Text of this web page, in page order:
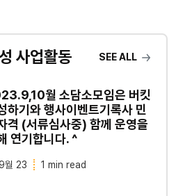
사업활동 SEE ALL
월 소담소모임은 버킷
하기와 행사이벤트기록사 민
격 (서류심사중) 함께 운영을
연기합니다. ^
월 23 1 min read